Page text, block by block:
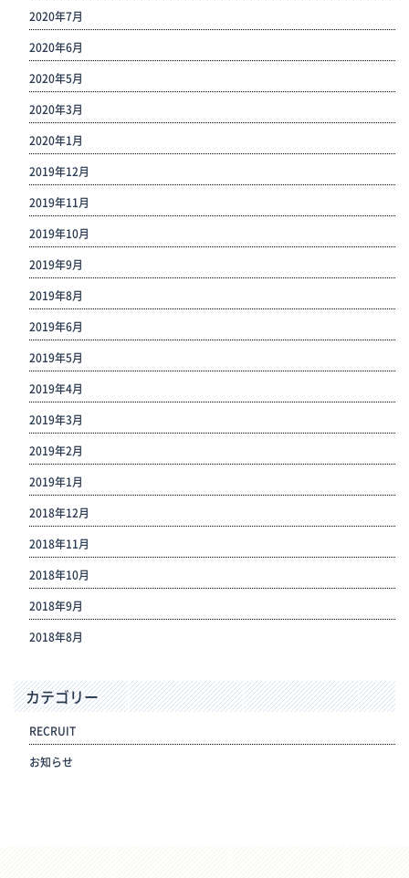
2020年7月
2020年6月
2020年5月
2020年3月
2020年1月
2019年12月
2019年11月
2019年10月
2019年9月
2019年8月
2019年6月
2019年5月
2019年4月
2019年3月
2019年2月
2019年1月
2018年12月
2018年11月
2018年10月
2018年9月
2018年8月
カテゴリー
RECRUIT
お知らせ